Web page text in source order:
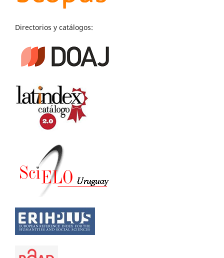
Directorios y catálogos: